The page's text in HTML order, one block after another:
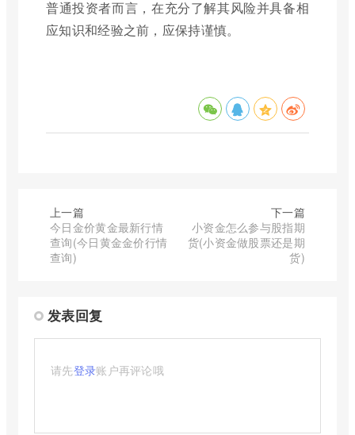
普通投资者而言，在充分了解其风险并具备相
应知识和经验之前，应保持谨慎。
上一篇
今日金价黄金最新行情
查询(今日黄金金价行情
查询)
下一篇
小资金怎么参与股指期
货(小资金做股票还是期
货)
发表回复
请先登录账户再评论哦